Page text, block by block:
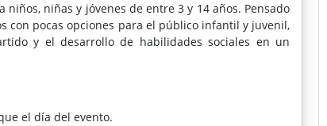
niñas y jóvenes de entre 3 y 14 años. Pensado
con pocas opciones para el público infantil y juvenil,
y el desarrollo de habilidades sociales en un
el día del evento.